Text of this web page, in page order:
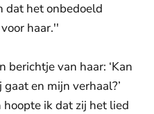
dat het onbedoeld
haar.''
berichtje van haar: ‘Kan
en mijn verhaal?’
ik dat zij het lied